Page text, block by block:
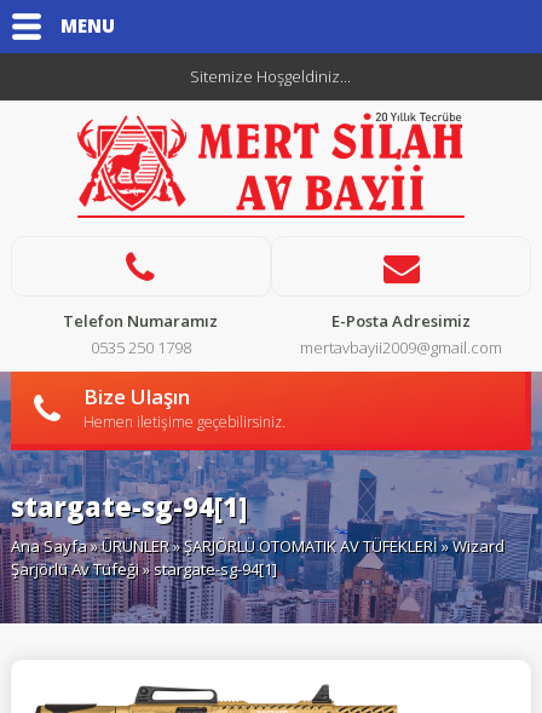
MENU
Sitemize Hoşgeldiniz...
Telefon Numaramız
0535 250 1798
E-Posta Adresimiz
mertavbayii2009@gmail.com
Bize Ulaşın
Hemen iletişime geçebilirsiniz.
stargate-sg-94[1]
Ana Sayfa»ÜRÜNLER»ŞARJÖRLÜ OTOMATIK AV TÜFEKLERİ»Wizard
Şarjörlü Av Tüfeği» stargate-sg-94[1]